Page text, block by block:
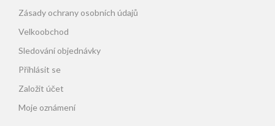
Zásady ochrany osobních údajů
Velkoobchod
Sledování objednávky
Přihlásit se
Založit účet
Moje oznámení